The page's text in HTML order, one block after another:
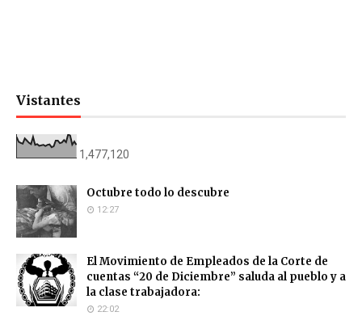
Vistantes
1,477,120
Octubre todo lo descubre
12:27
El Movimiento de Empleados de la Corte de
cuentas “20 de Diciembre” saluda al pueblo y a
la clase trabajadora:
22:02